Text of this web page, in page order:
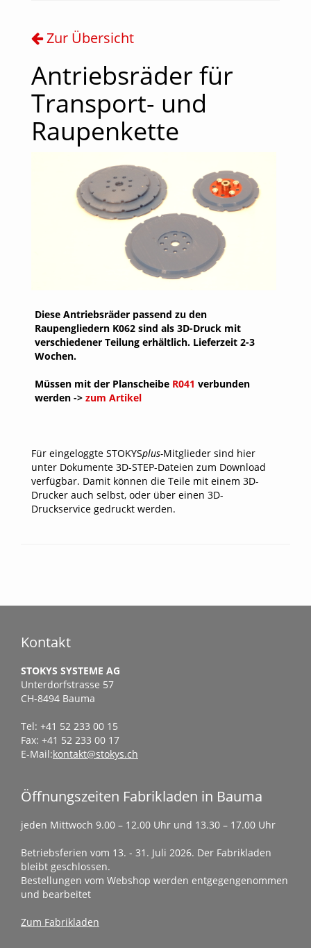
Zur Übersicht
Antriebsräder für
Transport- und
Raupenkette
Diese Antriebsräder passend zu den
Raupengliedern K062 sind als 3D-Druck mit
verschiedener Teilung erhältlich. Lieferzeit 2-3
Wochen.
Müssen mit der Planscheibe R041 verbunden
werden -> zum Artikel
Für eingeloggte STOKYSplus-Mitglieder sind hier
unter Dokumente 3D-STEP-Dateien zum Download
verfügbar. Damit können die Teile mit einem 3D-
Drucker auch selbst, oder über einen 3D-
Druckservice gedruckt werden.
Kontakt
STOKYS SYSTEME AG
Unterdorfstrasse 57
CH-8494 Bauma
Tel: +41 52 233 00 15
Fax: +41 52 233 00 17
E-Mail:kontakt@stokys.ch
Öffnungszeiten Fabrikladen in Bauma
jeden Mittwoch 9.00 – 12.00 Uhr und 13.30 – 17.00 Uhr
Betriebsferien vom 13. - 31. Juli 2026. Der Fabrikladen
bleibt geschlossen.
Bestellungen vom Webshop werden entgegengenommen
und bearbeitet
Zum Fabrikladen